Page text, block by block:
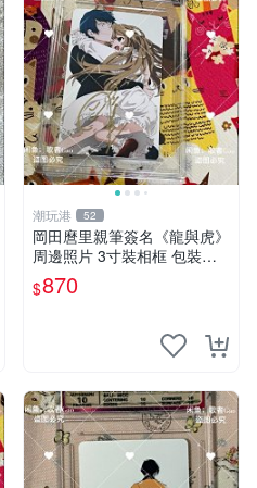
潮玩港 52
岡田麿里親筆簽名《龍與虎》
周邊照片 3寸裝相框 包裝嚴
密 原裝卡磚附贈 龍與虎 結藏
版 照片 拍賣品
$870